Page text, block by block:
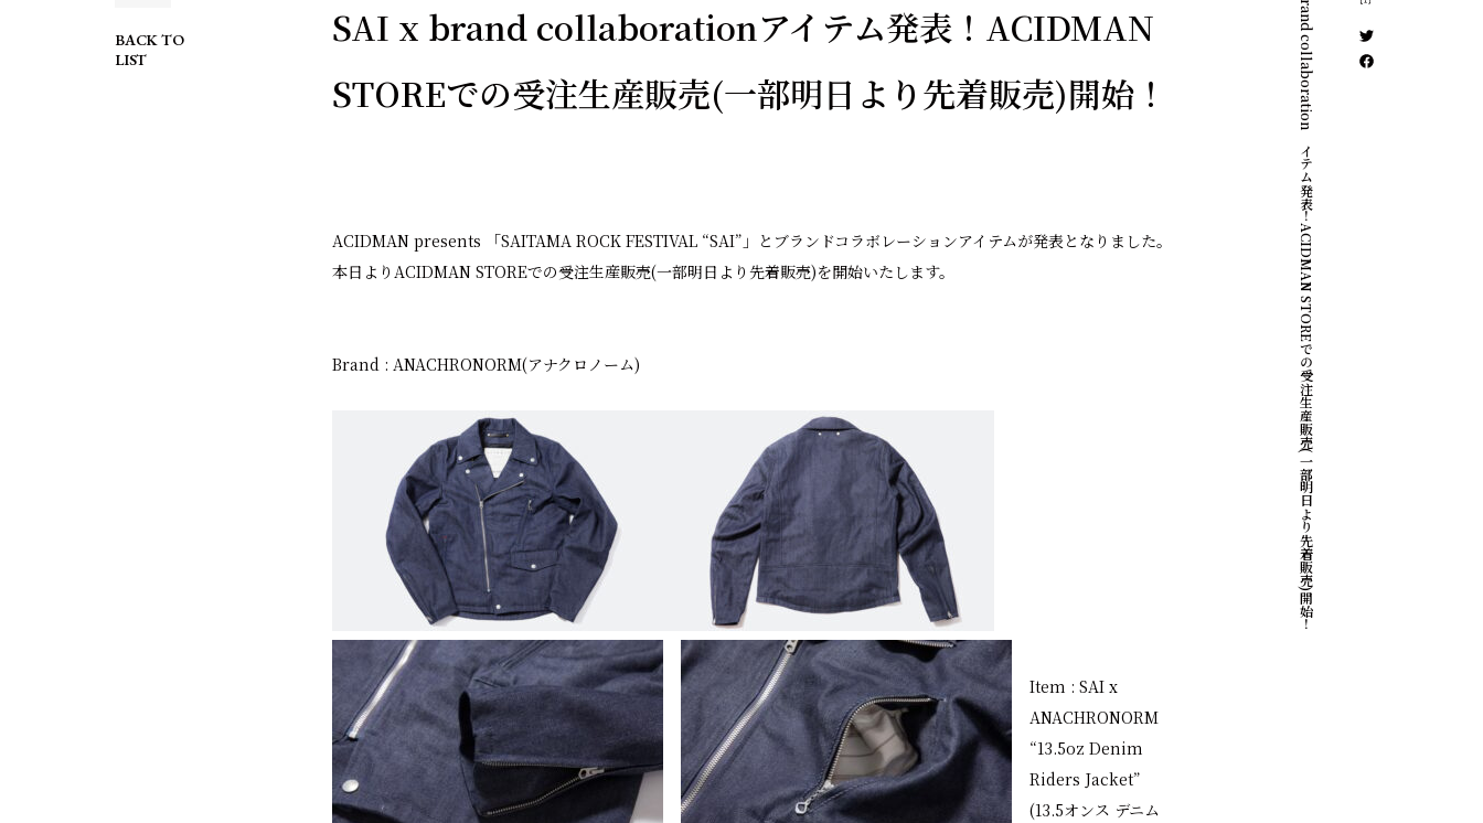
BACK TO
LIST
SAI x brand collaborationアイテム発表！ACIDMAN
STOREでの受注生産販売(一部明日より先着販売)開始！
ACIDMAN presents 「SAITAMA ROCK FESTIVAL “SAI”」とブランドコラボレーションアイテムが発表となりました。
本日より ACIDMAN STOREでの受注生産販売(一部明日より先着販売)を開始いたします。
Brand : ANACHRONORM(アナクロノーム)
Item : SAI x
ANACHRONORM
“13.5oz Denim
Riders Jacket”
(13.5オンス デニム
SAI x brand collaborationアイテム発表！ACIDMAN STOREでの受注生産販売(一部明日より先着販売)開始！